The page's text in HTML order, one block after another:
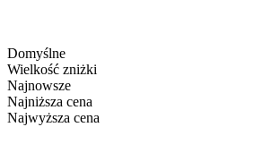
Domyślne
Wielkość zniżki
Najnowsze
Najniższa cena
Najwyższa cena